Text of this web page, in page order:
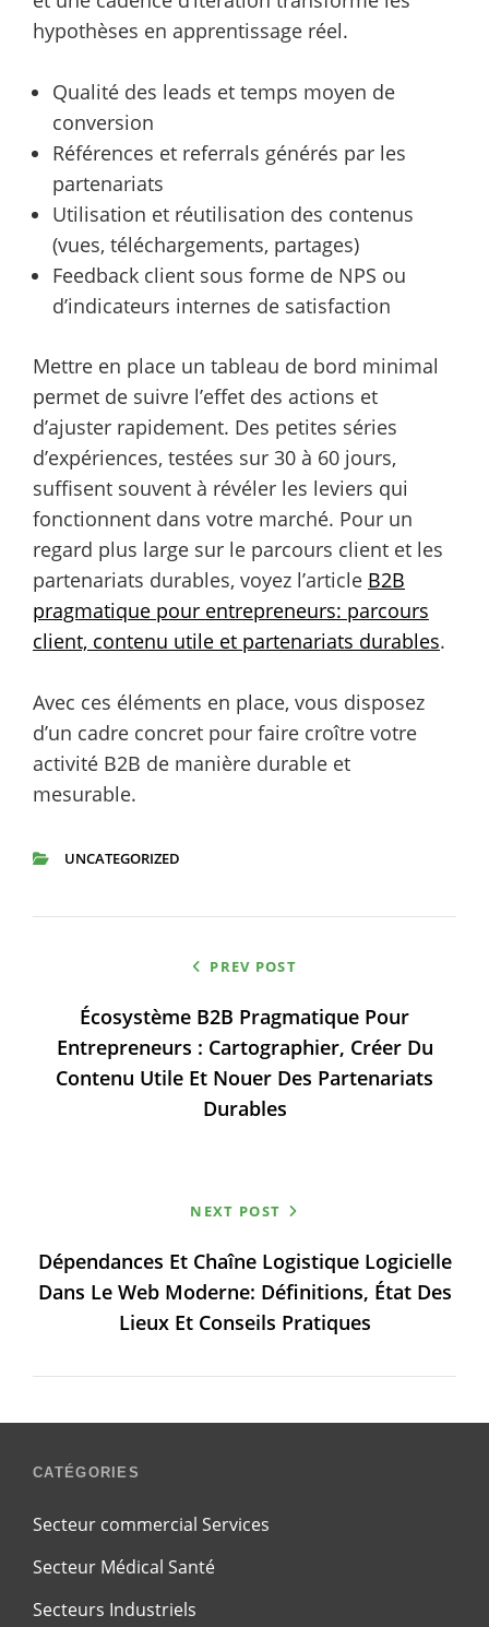
hypothèses en apprentissage réel.
Qualité des leads et temps moyen de
conversion
Références et referrals générés par les
partenariats
Utilisation et réutilisation des contenus
(vues, téléchargements, partages)
Feedback client sous forme de NPS ou
d’indicateurs internes de satisfaction
Mettre en place un tableau de bord minimal
permet de suivre l’effet des actions et
d’ajuster rapidement. Des petites séries
d’expériences, testées sur 30 à 60 jours,
suffisent souvent à révéler les leviers qui
fonctionnent dans votre marché. Pour un
regard plus large sur le parcours client et les
partenariats durables, voyez l’article B2B
pragmatique pour entrepreneurs: parcours
client, contenu utile et partenariats durables.
Avec ces éléments en place, vous disposez
d’un cadre concret pour faire croître votre
activité B2B de manière durable et
mesurable.
UNCATEGORIZED
l’article
PREV POST
Écosystème B2B Pragmatique Pour
Entrepreneurs : Cartographier, Créer Du
Contenu Utile Et Nouer Des Partenariats
Durables
NEXT POST
Dépendances Et Chaîne Logistique Logicielle
Dans Le Web Moderne: Définitions, État Des
Lieux Et Conseils Pratiques
CATÉGORIES
Secteur commercial Services
Secteur Médical Santé
Secteurs Industriels